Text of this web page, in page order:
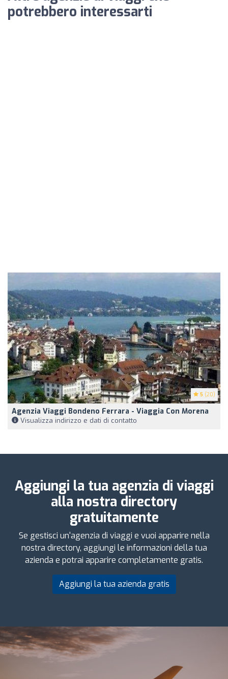
potrebbero interessarti
5 (20)
Agenzia Viaggi Bondeno Ferrara - Viaggia Con Morena
Visualizza indirizzo e dati di contatto
Aggiungi la tua agenzia di viaggi
alla nostra directory
gratuitamente
Se gestisci un'agenzia di viaggi e vuoi apparire nella
nostra directory, aggiungi le informazioni della tua
azienda e potrai apparire completamente gratis.
Aggiungi la tua azienda gratis